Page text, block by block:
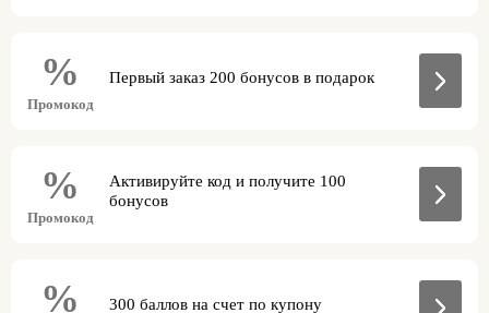
%
Промокод
Первый заказ 200 бонусов в подарок
%
Промокод
Активируйте код и получите 100
бонусов
% 300 баллов на счет по купону